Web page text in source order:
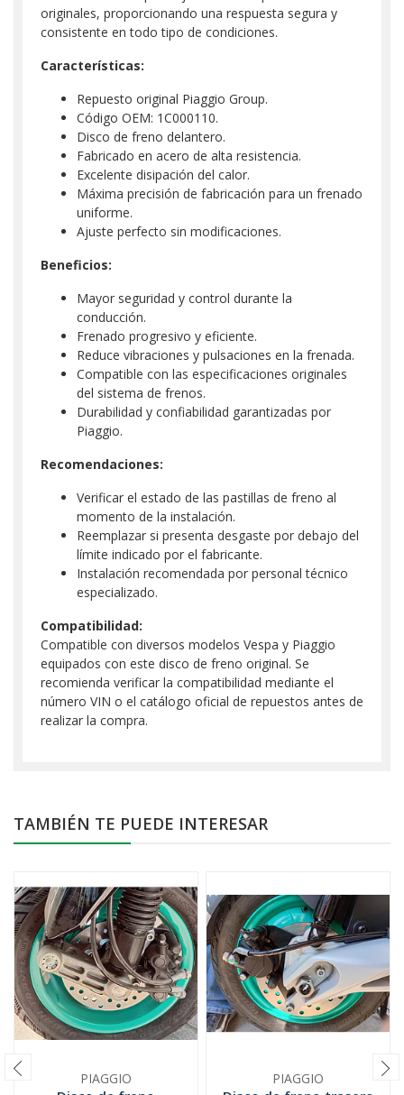
originales, proporcionando una respuesta segura y
consistente en todo tipo de condiciones.
Características:
Repuesto original Piaggio Group.
Código OEM: 1C000110.
Disco de freno delantero.
Fabricado en acero de alta resistencia.
Excelente disipación del calor.
Máxima precisión de fabricación para un frenado
uniforme.
Ajuste perfecto sin modificaciones.
Beneficios:
Mayor seguridad y control durante la
conducción.
Frenado progresivo y eficiente.
Reduce vibraciones y pulsaciones en la frenada.
Compatible con las especificaciones originales
del sistema de frenos.
Durabilidad y confiabilidad garantizadas por
Piaggio.
Recomendaciones:
Verificar el estado de las pastillas de freno al
momento de la instalación.
Reemplazar si presenta desgaste por debajo del
límite indicado por el fabricante.
Instalación recomendada por personal técnico
especializado.
Compatibilidad:
Compatible con diversos modelos Vespa y Piaggio
equipados con este disco de freno original. Se
recomienda verificar la compatibilidad mediante el
número VIN o el catálogo oficial de repuestos antes de
realizar la compra.
TAMBIÉN TE PUEDE INTERESAR
PIAGGIO PIAGGIO